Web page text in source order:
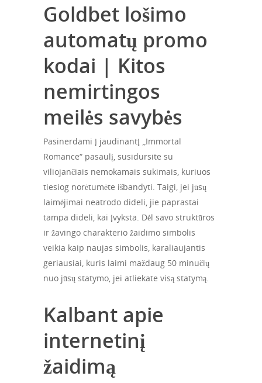
Goldbet lošimo
automatų promo
kodai | Kitos
nemirtingos
meilės savybės
Pasinerdami į jaudinantį „Immortal
Romance“ pasaulį, susidursite su
viliojančiais nemokamais sukimais, kuriuos
tiesiog norėtumėte išbandyti. Taigi, jei jūsų
laimėjimai neatrodo dideli, jie paprastai
tampa dideli, kai įvyksta. Dėl savo struktūros
ir žavingo charakterio žaidimo simbolis
veikia kaip naujas simbolis, karaliaujantis
geriausiai, kuris laimi maždaug 50 minučių
nuo jūsų statymo, jei atliekate visą statymą.
Kalbant apie
internetinį
žaidimą